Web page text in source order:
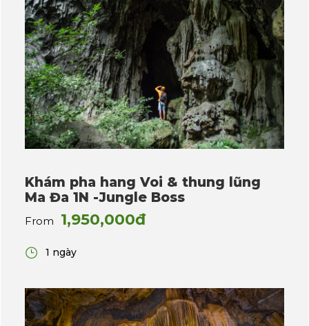
Khám pha hang Voi & thung lũng
Ma Đa 1N -Jungle Boss
From 1,950,000đ
1 ngày